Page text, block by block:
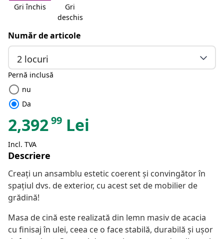
Gri închis
Gri
deschis
Număr de articole
2 locuri
Pernă inclusă
radio_button_unchecked nu
radio_button_checked Da
2,39299 Lei
Incl. TVA
Descriere
Creați un ansamblu estetic coerent și convingător în
spațiul dvs. de exterior, cu acest set de mobilier de
grădină!
Masa de cină este realizată din lemn masiv de acacia
cu finisaj în ulei, ceea ce o face stabilă, durabilă și ușor